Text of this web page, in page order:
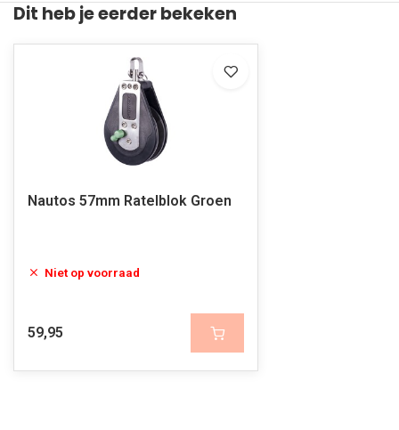
Dit heb je eerder bekeken
Nautos 57mm Ratelblok Groen
Niet op voorraad
59,95